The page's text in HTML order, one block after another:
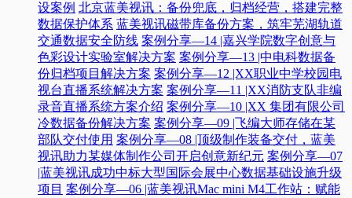
设案例 北京蓝美视讯：备份兜底，归档经营，搭建完整
数据保护体系 蓝美视讯磁带库备份方案，筑牢芜湖轨道
交通数据安全防线 案例分享—14 |嘉兴学院数字创意与
色彩设计实验室解决方案 案例分享—13 |中电科数据备
份归档项目解决方案 案例分享—12 |XX职业中学校园电
视台直播系统解决方案 案例分享—11 |XX消防支队非编
录音直播系统方案介绍 案例分享—10 |XX 集团有限公司
冷数据备份解决方案 案例分享—09 |飞编大师存储在某
部队交付使用 案例分享—08 |顶级制作装备交付，蓝美
视讯助力某媒体制作公司开启创意新纪元 案例分享—07
|蓝美视讯成功中标大型国际会展中心数据基础设施升级
项目 案例分享—06 |蓝美视讯Mac mini M4工作站：赋能